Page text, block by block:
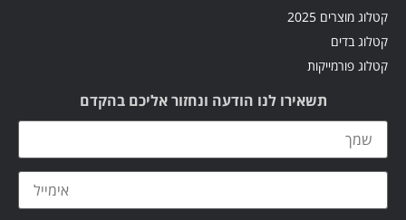
קטלוג מוצרים 2025
קטלוג בדים
קטלוג פורמייקות
תשאירו לנו הודעה ונחזור אליכם בהקדם